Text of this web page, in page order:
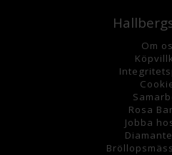
Om
K
Rosa
Jobba